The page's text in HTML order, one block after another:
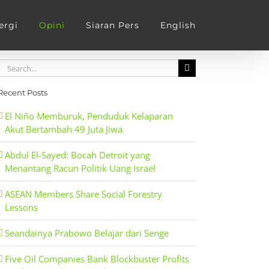
Opini Siaran Pers English
Posts
El Niño Memburuk, Penduduk Kelaparan
Akut Bertambah 49 Juta Jiwa
Abdul El-Sayed: Bocah Detroit yang
Menantang Racun Politik Uang Israel
ASEAN Members Share Social Forestry
Lessons
Seandainya Prabowo Belajar dari Senge
Five Oil Companies Bank Blockbuster Profits